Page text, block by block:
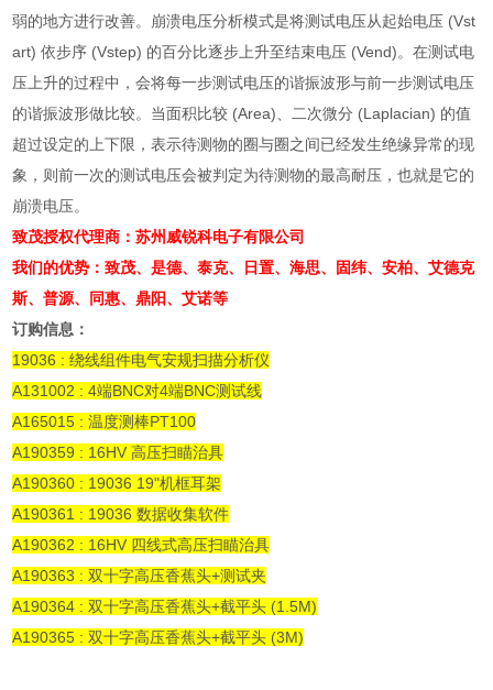
弱的地方进行改善。崩溃电压分析模式是将测试电压从起始电压 (Vst
art)依步序 (Vstep) 的百分比逐步上升至结束电压 (Vend)。在测试电
压上升的过程中，会将每一步测试电压的谐振波形与前一步测试电压
的谐振波形做比较。当面积比较 (Area) 、二次微分 (Laplacian) 的值
超过设定的上下限，表示待测物的圈与圈之间已经发生绝缘异常的现
象，则前一次的测试电压会被判定为待测物的最高耐压，也就是它的
崩溃电压。
致茂授权代理商：苏州威锐科电子有限公司
我们的优势：致茂、是德、泰克、日置、海思、固纬、安柏、艾德克
斯、普源、同惠、鼎阳、艾诺等
订购信息：
19036 : 绕线组件电气安规扫描分析仪
A131002 : 4端BNC对4端BNC测试线
A165015 : 温度测棒PT100
A190359 : 16HV 高压扫瞄治具
A190360 : 19036 19"机框耳架
A190361 : 19036 数据收集软件
A190362 : 16HV 四线式高压扫瞄治具
A190363 : 双十字高压香蕉头+测试夹
A190364 : 双十字高压香蕉头+截平头 (1.5M)
A190365 : 双十字高压香蕉头+截平头 (3M)